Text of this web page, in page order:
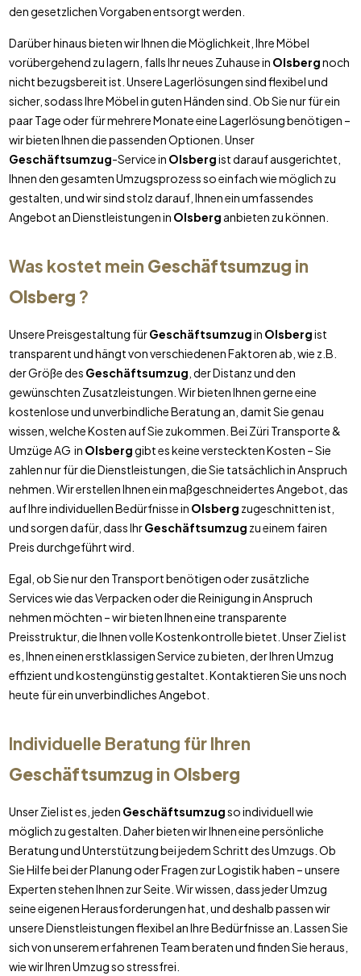
den gesetzlichen Vorgaben entsorgt werden.
Darüber hinaus bieten wir Ihnen die Möglichkeit, Ihre Möbel
vorübergehend zu lagern, falls Ihr neues Zuhause in Olsbergnoch
nicht bezugsbereit ist. Unsere Lagerlösungen sind flexibel und
sicher, sodass Ihre Möbel in guten Händen sind. Ob Sie nur für ein
paar Tage oder für mehrere Monate eine Lagerlösung benötigen –
wir bieten Ihnen die passenden Optionen. Unser
Geschäftsumzug-Service in Olsbergist darauf ausgerichtet,
Ihnen den gesamten Umzugsprozess so einfach wie möglich zu
gestalten, und wir sind stolz darauf, Ihnen ein umfassendes
Angebot an Dienstleistungen in Olsberg anbieten zu können.
Was kostet mein Geschäftsumzug in
Olsberg ?
Unsere Preisgestaltung fürGeschäftsumzugin Olsbergist
transparent und hängt von verschiedenen Faktoren ab, wie z.B.
der Größe des Geschäftsumzug , der Distanz und den
gewünschten Zusatzleistungen. Wir bieten Ihnen gerne eine
kostenlose und unverbindliche Beratung an, damit Sie genau
wissen, welche Kosten auf Sie zukommen. Bei Züri Transporte &
Umzüge AG in Olsberggibt es keine versteckten Kosten – Sie
zahlen nur für die Dienstleistungen, die Sie tatsächlich in Anspruch
nehmen. Wir erstellen Ihnen ein maßgeschneidertes Angebot, das
auf Ihre individuellen Bedürfnisse in Olsberg zugeschnitten ist,
und sorgen dafür, dass IhrGeschäftsumzug zu einem fairen
Preis durchgeführt wird.
Egal, ob Sie nur den Transport benötigen oder zusätzliche
Services wie das Verpacken oder die Reinigung in Anspruch
nehmen möchten – wir bieten Ihnen eine transparente
Preisstruktur, die Ihnen volle Kostenkontrolle bietet. Unser Ziel ist
es, Ihnen einen erstklassigen Service zu bieten, der Ihren Umzug
effizient und kostengünstig gestaltet. Kontaktieren Sie uns noch
heute für ein unverbindliches Angebot.
Individuelle Beratung für Ihren
Geschäftsumzug in Olsberg
Unser Ziel ist es, jeden Geschäftsumzugso individuell wie
möglich zu gestalten. Daher bieten wir Ihnen eine persönliche
Beratung und Unterstützung bei jedem Schritt des Umzugs. Ob
Sie Hilfe bei der Planung oder Fragen zur Logistik haben – unsere
Experten stehen Ihnen zur Seite. Wir wissen, dass jeder Umzug
seine eigenen Herausforderungen hat, und deshalb passen wir
unsere Dienstleistungen flexibel an Ihre Bedürfnisse an. Lassen Sie
sich von unserem erfahrenen Team beraten und finden Sie heraus,
wie wir Ihren Umzug so stressfrei.